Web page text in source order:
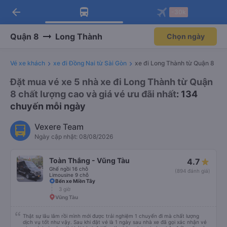
Tải app Vexere ngay!
Nhận ưu đãi thành viên độc
Mở app
Tải app Vexere
-30k/ghế khi đặt vé máy bay qua
Mở app
arrow_back
Quận 8 Long Thành Chọn ngày
Vé xe khách xe đi Đồng Nai từ Sài Gòn xe đi Long Thành từ Quận 8
Đặt mua vé xe 5 nhà xe đi Long Thành từ Quận
8 chất lượng cao và giá vé ưu đãi nhất: 134
chuyến mỗi ngày
Vexere Team
Ngày cập nhật: 08/08/2026
Toàn Thắng - Vũng Tàu
Ghế ngồi 16 chỗ
Limousine 9 chỗ
4.7
(894 đánh giá)
Bến xe Miền Tây
3 giờ
Vũng Tàu
Thật sự lâu lắm rồi mình mới được trải nghiệm 1 chuyến đi mà chất lượng
dịch vụ tốt như vậy. Sau khi đặt vé là 1 ngày sau nhà xe đã gọi xác nhận vé